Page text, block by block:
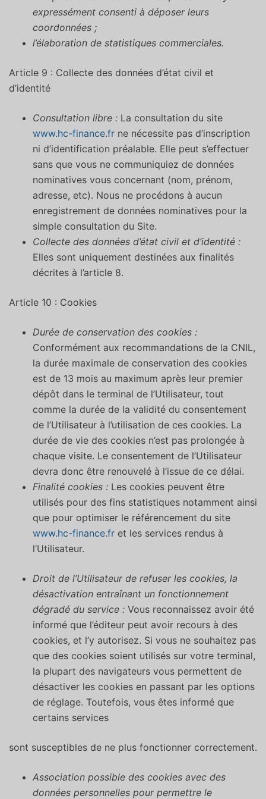
expressément consenti à déposer leurs
coordonnées ;
l’élaboration de statistiques commerciales.
Article 9 : Collecte des données d’état civil et
d’identité
Consultation libre : La consultation du site
www.hc-finance.fr ne nécessite pas d’inscription
ni d’identification préalable. Elle peut s’effectuer
sans que vous ne communiquiez de données
nominatives vous concernant (nom, prénom,
adresse, etc). Nous ne procédons à aucun
enregistrement de données nominatives pour la
simple consultation du Site.
Collecte des données d’état civil et d’identité :
Elles sont uniquement destinées aux finalités
décrites à l’article 8.
Article 10 : Cookies
Durée de conservation des cookies :
Conformément aux recommandations de la CNIL,
la durée maximale de conservation des cookies
est de 13 mois au maximum après leur premier
dépôt dans le terminal de l’Utilisateur, tout
comme la durée de la validité du consentement
de l’Utilisateur à l’utilisation de ces cookies. La
durée de vie des cookies n’est pas prolongée à
chaque visite. Le consentement de l’Utilisateur
devra donc être renouvelé à l’issue de ce délai.
Finalité cookies : Les cookies peuvent être
utilisés pour des fins statistiques notamment ainsi
que pour optimiser le référencement du site
www.hc-finance.fr et les services rendus à
l’Utilisateur.
Droit de l’Utilisateur de refuser les cookies, la
désactivation entraînant un fonctionnement
dégradé du service : Vous reconnaissez avoir été
informé que l’éditeur peut avoir recours à des
cookies, et l’y autorisez. Si vous ne souhaitez pas
que des cookies soient utilisés sur votre terminal,
la plupart des navigateurs vous permettent de
désactiver les cookies en passant par les options
de réglage. Toutefois, vous êtes informé que
certains services
sont susceptibles de ne plus fonctionner correctement.
Association possible des cookies avec des
données personnelles pour permettre le